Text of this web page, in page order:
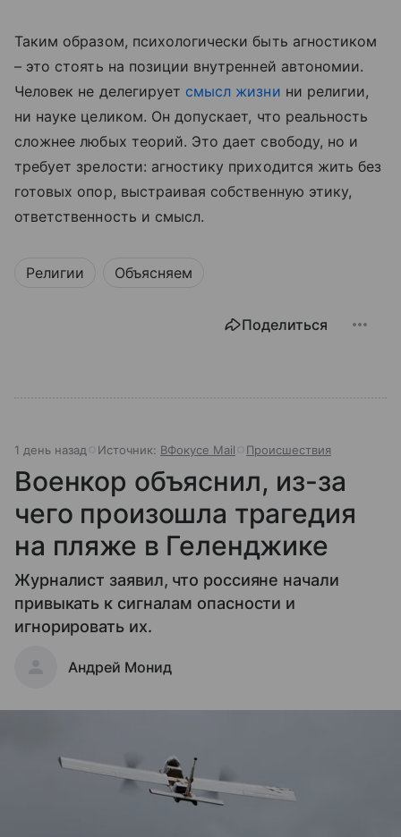
Таким образом, психологически быть агностиком
– это стоять на позиции внутренней автономии.
Человек не делегирует смысл жизни ни религии,
ни науке целиком. Он допускает, что реальность
сложнее любых теорий. Это дает свободу, но и
требует зрелости: агностику приходится жить без
готовых опор, выстраивая собственную этику,
ответственность и смысл.
Религии Объясняем
Поделиться
1 день назад Источник: ВФокусе Mail Происшествия
Военкор объяснил, из-за
чего произошла трагедия
на пляже в Геленджике
Журналист заявил, что россияне начали
привыкать к сигналам опасности и
игнорировать их.
Андрей Монид